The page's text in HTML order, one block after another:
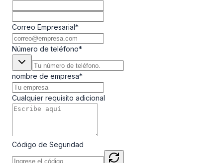
Correo Empresarial*
Número de teléfono*
nombre de empresa*
Cualquier requisito adicional
Código de Seguridad